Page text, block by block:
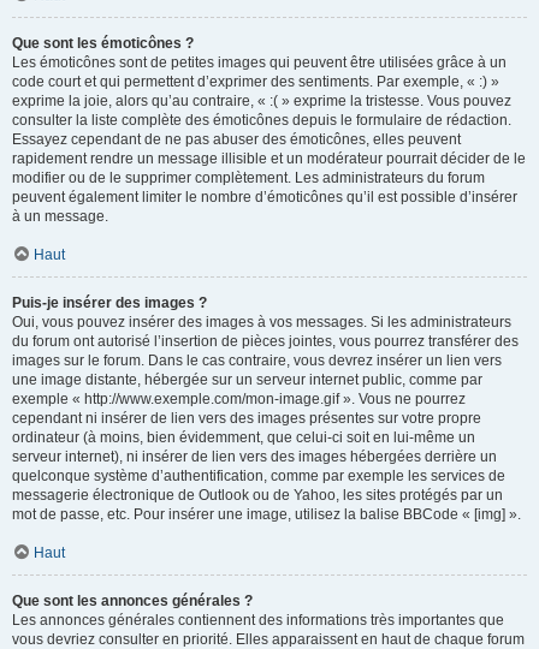
Que sont les émoticônes ?
Les émoticônes sont de petites images qui peuvent être utilisées grâce à un
code court et qui permettent d’exprimer des sentiments. Par exemple, « :) »
exprime la joie, alors qu’au contraire, « :( » exprime la tristesse. Vous pouvez
consulter la liste complète des émoticônes depuis le formulaire de rédaction.
Essayez cependant de ne pas abuser des émoticônes, elles peuvent
rapidement rendre un message illisible et un modérateur pourrait décider de le
modifier ou de le supprimer complètement. Les administrateurs du forum
peuvent également limiter le nombre d’émoticônes qu’il est possible d’insérer
à un message.
Haut
Puis-je insérer des images ?
Oui, vous pouvez insérer des images à vos messages. Si les administrateurs
du forum ont autorisé l’insertion de pièces jointes, vous pourrez transférer des
images sur le forum. Dans le cas contraire, vous devrez insérer un lien vers
une image distante, hébergée sur un serveur internet public, comme par
exemple « http://www.exemple.com/mon-image.gif ». Vous ne pourrez
cependant ni insérer de lien vers des images présentes sur votre propre
ordinateur (à moins, bien évidemment, que celui-ci soit en lui-même un
serveur internet), ni insérer de lien vers des images hébergées derrière un
quelconque système d’authentification, comme par exemple les services de
messagerie électronique de Outlook ou de Yahoo, les sites protégés par un
mot de passe, etc. Pour insérer une image, utilisez la balise BBCode « [img] ».
Haut
Que sont les annonces générales ?
Les annonces générales contiennent des informations très importantes que
vous devriez consulter en priorité. Elles apparaissent en haut de chaque forum